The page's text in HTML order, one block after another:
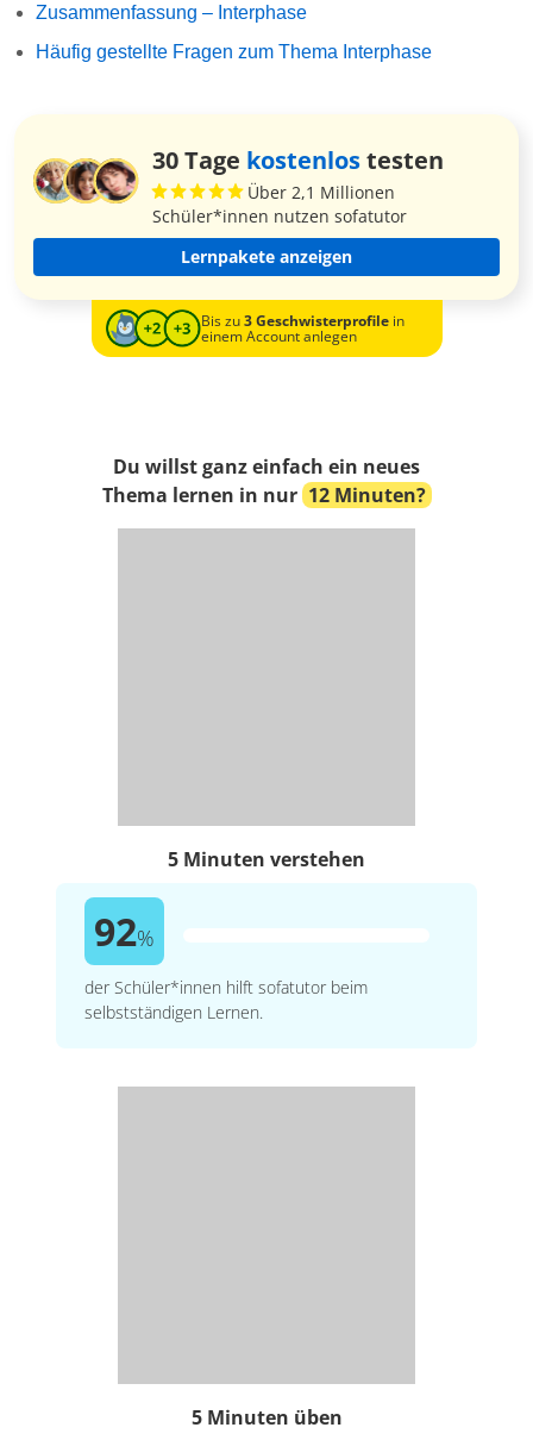
Zusammenfassung – Interphase
Häufig gestellte Fragen zum Thema Interphase
30 Tage kostenlostesten
Über 2,1 Millionen
Schüler*innen nutzen sofatutor
Lernpakete anzeigen
Bis zu3 Geschwisterprofilein
einem Account anlegen
Du willst ganz einfach ein neues
Thema lernen in nur 12 Minuten?
5 Minuten verstehen
92%
der Schüler*innen hilft sofatutor beim
selbstständigen Lernen.
5 Minuten üben